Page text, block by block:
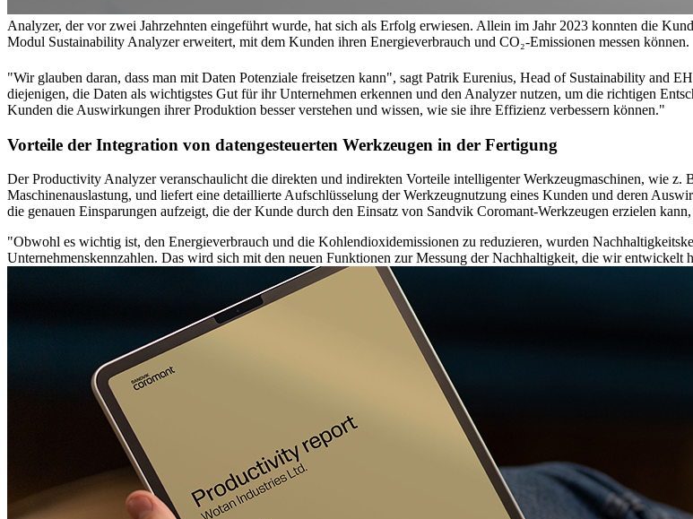
Analyzer, der vor zwei Jahrzehnten eingeführt wurde, hat sich als Erfolg erwiesen. Allein im Jahr 2023 konnten die
Modul Sustainability Analyzer erweitert, mit dem Kunden ihren Energieverbrauch und CO₂-Emissionen messen können.
"Wir glauben daran, dass man mit Daten Potenziale freisetzen kann", sagt Patrik Eurenius, Head of Sustainability and
diejenigen, die Daten als wichtigstes Gut für ihr Unternehmen erkennen und den Analyzer nutzen, um die richtigen
Kunden die Auswirkungen ihrer Produktion besser verstehen und wissen, wie sie ihre Effizienz verbessern können."
Vorteile der Integration von datengesteuerten Werkzeugen in der Fertigung
Der Productivity Analyzer veranschaulicht die direkten und indirekten Vorteile intelligenter Werkzeugmaschinen, wie z.
Maschinenauslastung, und liefert eine detaillierte Aufschlüsselung der Werkzeugnutzung eines Kunden und deren
die genauen Einsparungen aufzeigt, die der Kunde durch den Einsatz von Sandvik Coromant-Werkzeugen erzielen
"Obwohl es wichtig ist, den Energieverbrauch und die Kohlendioxidemissionen zu reduzieren, wurden
Unternehmenskennzahlen. Das wird sich mit den neuen Funktionen zur Messung der Nachhaltigkeit, die wir entwickelt